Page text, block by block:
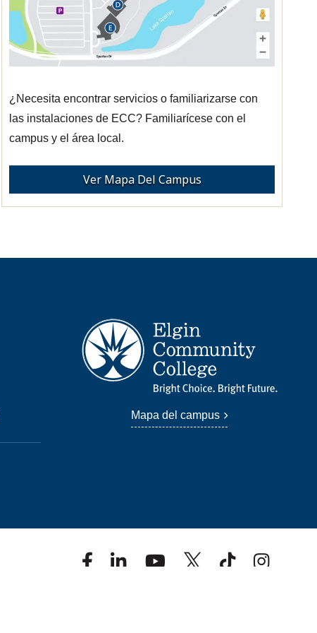
¿Necesita encontrar servicios o familiarizarse con
las instalaciones de ECC? Familiarícese con el
campus y el área local.
Ver Mapa Del Campus
Mapa del campus